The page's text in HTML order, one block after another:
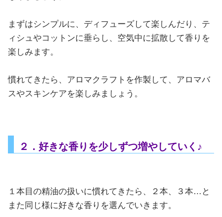
まずはシンプルに、ディフューズして楽しんだり、テ
ィシュやコットンに垂らし、空気中に拡散して香りを
楽しみます。
慣れてきたら、アロマクラフトを作製して、アロマバ
スやスキンケアを楽しみましょう。
２．好きな香りを少しずつ増やしていく♪
１本目の精油の扱いに慣れてきたら、２本、３本…と
また同じ様に好きな香りを選んでいきます。